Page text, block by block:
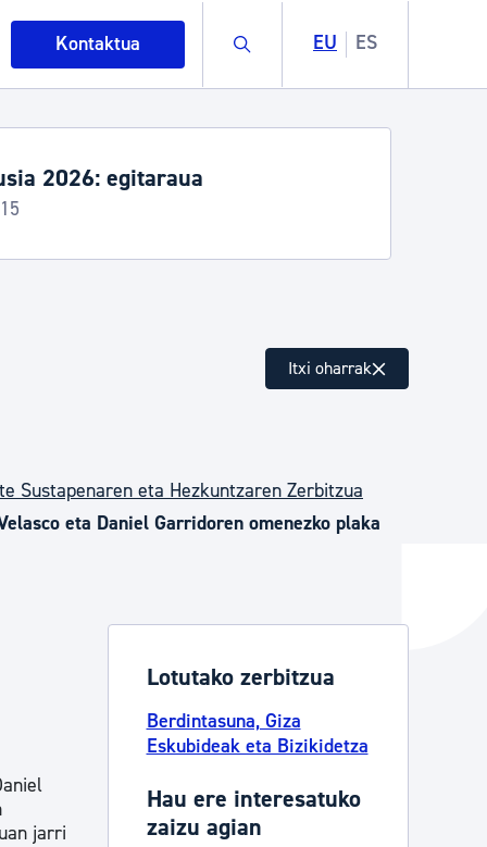
Kontaktua Buscar EU ES
eta ingurumena
2026: egitaraua
Itxi oharrak
Sustapenaren eta Hezkuntzaren Zerbitzua
eta Daniel Garridoren omenezko plaka
jarri
Lotutako zerbitzua
Berdintasuna, Giza
Eskubideak eta Bizikidetza
Hau ere interesatuko
zaizu agian